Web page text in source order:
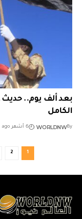
بعد ألف يوم.. حديث
الكامل
By
WORLDNW 6 أشهر ago
1
2